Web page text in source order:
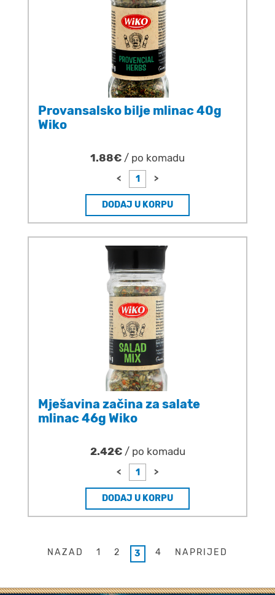
Provansalsko bilje mlinac 40g
Wiko
1.88€ / po komadu
< >
DODAJ U KORPU
Mješavina začina za salate
mlinac 46g Wiko
2.42€ / po komadu
< >
DODAJ U KORPU
NAZAD 1 2 3 4 NAPRIJED